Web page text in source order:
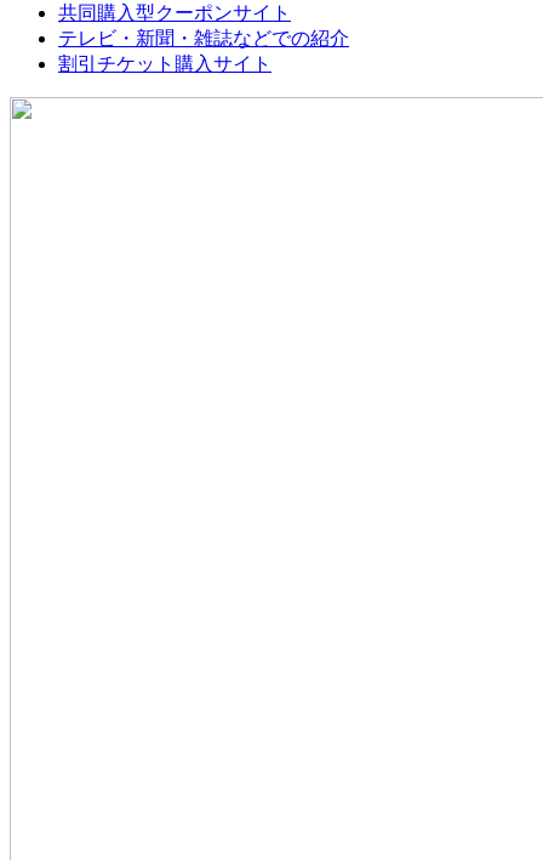
共同購入型クーポンサイト
テレビ・新聞・雑誌などでの紹介
割引チケット購入サイト